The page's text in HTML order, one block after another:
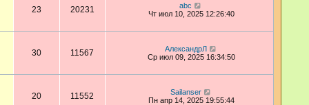
23 20231
abc
Чт июл 10, 2025 12:26:40
30 11567
АлександрЛ
Ср июл 09, 2025 16:34:50
20 11552
Sailanser
Пн апр 14, 2025 19:55:44